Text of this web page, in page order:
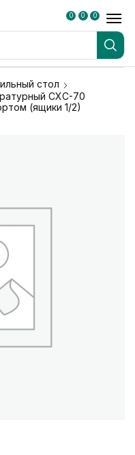
0 0 0
стол
СХС-70
(ящики 1/2)